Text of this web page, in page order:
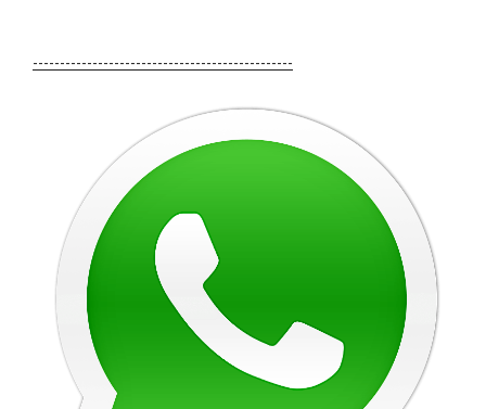
------------------------------------------------